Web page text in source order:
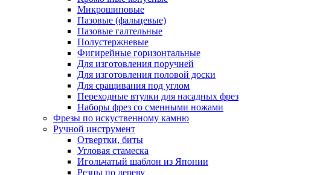
Микрошиповые
Пазовые (фальцевые)
Пазовые галтельные
Полустержневые
Фигирейные горизонтальные
Для изготовления поручней
Для изготовления половой доски
Для сращивания под углом
Переходные втулки для насадных фрез
Наборы фрез со сменными ножами
Фрезы по искуственному камню
Ручной инструмент
Отвертки, биты
Угловая стамеска
Игольчатый шаблон из Японии
Резцы по дереву